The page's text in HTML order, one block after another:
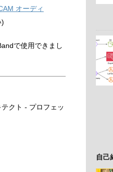
オーディ
)
で使用できまし
クト - プロフェッ
自己